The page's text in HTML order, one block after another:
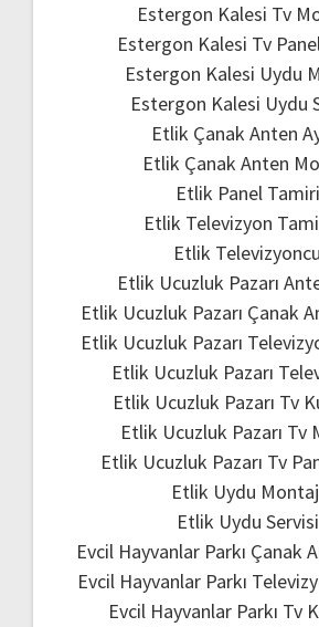
Estergon Kalesi Tv
Estergon Kalesi Tv
Estergon Kalesi Uydu
Estergon Kalesi Uydu
Etlik Çanak Anten
Etlik Çanak Anten
Etlik Panel Tamiri
Etlik Televizyon
Etlik Televizyoncu
Etlik Ucuzluk Pazarı
Etlik Ucuzluk Pazarı Çanak
Etlik Ucuzluk Pazarı
Etlik Ucuzluk Pazarı
Etlik Ucuzluk Pazarı Tv
Etlik Ucuzluk Pazarı Tv
Etlik Ucuzluk Pazarı Tv
Etlik Uydu
Etlik Uydu Servisi
Evcil Hayvanlar Parkı Çanak
Evcil Hayvanlar Parkı
Evcil Hayvanlar Parkı Tv